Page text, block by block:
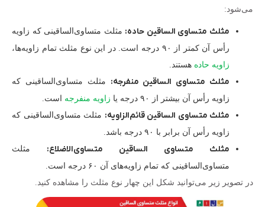
می‌شود:
مثلث متساوی الساقین حاده: مثلث متساوی‌الساقینی که زاویه
رأس آن کمتر از ۹۰ درجه است. در این نوع مثلث تمام زاویه‌ها،
زاویه حاده هستند.
مثلث متساوی الساقین منفرجه: مثلث متساوی‌الساقینی که
زاویه رأس آن بیشتر از ۹۰ درجه یا
زاویه منفرجه است.
مثلث متساوی الساقین قائم‌الزاویه: مثلث متساوی‌الساقینی که
زاویه رأس آن برابر با ۹۰ درجه باشد.
مثلث متساوی الساقین متساوی‌الاضلاع: مثلث
متساوی‌الساقینی که تمام زاویه‌های آن ۶۰ درجه است.
در تصویر زیر می‌توانید شکل این چهار نوع مثلث را مشاهده کنید.